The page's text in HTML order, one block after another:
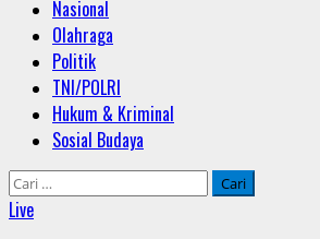
Nasional
Olahraga
Politik
TNI/POLRI
Hukum & Kriminal
Sosial Budaya
Cari
untuk:
Live